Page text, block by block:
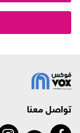
تواصل معنا